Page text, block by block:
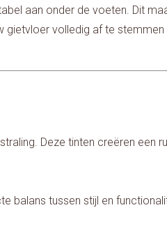
aan onder de voeten. Dit
gietvloer volledig af te
Deze tinten creëren een
balans tussen stijl en